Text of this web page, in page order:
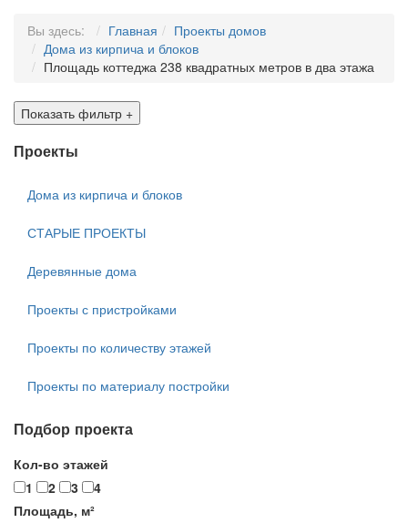
Вы здесь: Главная
Проекты домов
Дома из кирпича и блоков
Площадь коттеджа 238 квадратных метров в два этажа
Показать фильтр +
Проекты
Дома из кирпича и блоков
СТАРЫЕ ПРОЕКТЫ
Деревянные дома
Проекты с пристройками
Проекты по количеству этажей
Проекты по материалу постройки
Подбор проекта
Кол-во этажей
1
2 3
4
Площадь, м²